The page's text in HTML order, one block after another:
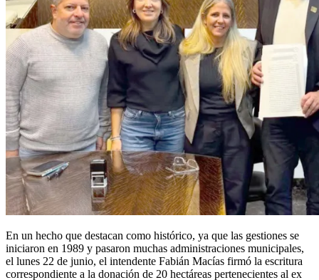
En un hecho que destacan como histórico, ya que las gestiones se
iniciaron en 1989 y pasaron muchas administraciones municipales,
el lunes 22 de junio, el intendente Fabián Macías firmó la escritura
correspondiente a la donación de 20 hectáreas pertenecientes al ex